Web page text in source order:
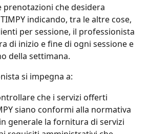
prenotazioni che desidera
indicando, tra le altre cose,
per sessione, il professionista
di inizio e fine di ogni sessione e
della settimana.
si impegna a:
che i servizi offerti
siano conformi alla normativa
generale la fornitura di servizi